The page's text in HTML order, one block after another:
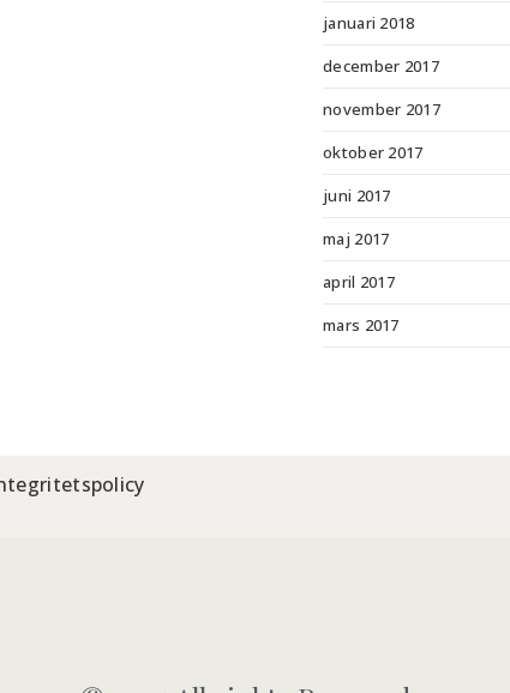
januari 2018
december 2017
november 2017
oktober 2017
juni 2017
maj 2017
april 2017
mars 2017